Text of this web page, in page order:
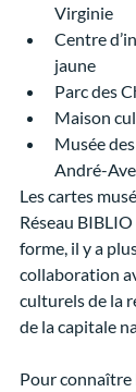
Virginie
Centre
jaune
Parc des
Maison
Musée
André-
Les cartes
Réseau
forme, il y a
collaboration
culturels de la
de la capitale
Pour connaître